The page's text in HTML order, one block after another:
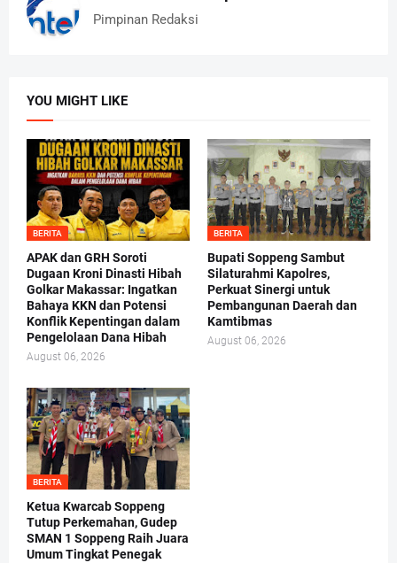
Pimpinan Redaksi
YOU MIGHT LIKE
BERITA
APAK dan GRH Soroti
Dugaan Kroni Dinasti Hibah
Golkar Makassar: Ingatkan
Bahaya KKN dan Potensi
Konflik Kepentingan dalam
Pengelolaan Dana Hibah
August 06, 2026
BERITA
Bupati Soppeng Sambut
Silaturahmi Kapolres,
Perkuat Sinergi untuk
Pembangunan Daerah dan
Kamtibmas
August 06, 2026
BERITA
Ketua Kwarcab Soppeng
Tutup Perkemahan, Gudep
SMAN 1 Soppeng Raih Juara
Umum Tingkat Penegak